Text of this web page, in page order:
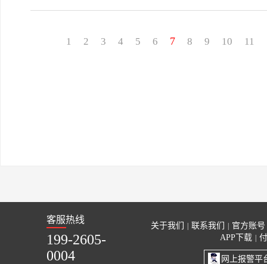
1 2 3 4 5 6 7 8 9 10 11
客服热线
199-2605-
0004
关于我们 联系我们
官方账号
APP下载
网上报警平